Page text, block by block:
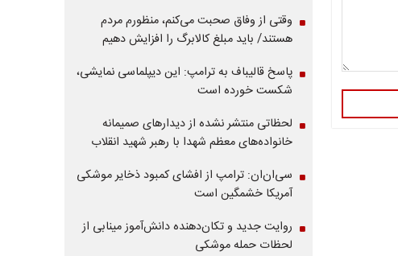
وقتی از وفاق صحبت می‌کنم، منظورم مردم
هستند/ باید مبلغ کالابرگ را افزایش دهیم
پاسخ قالیباف به ترامپ: این دیپلماسی نمایشی،
شکست خورده است
لحظاتی منتشر نشده از دیدارهای صمیمانه
خانواده‌های معظم شهدا با رهبر شهید انقلاب
سی‌ان‌ان: ترامپ از افشای کمبود ذخایر موشکی
آمریکا خشمگین است
روایت جدید و تکان‌دهنده دانش‌آموز مینابی از
لحظات حمله موشکی